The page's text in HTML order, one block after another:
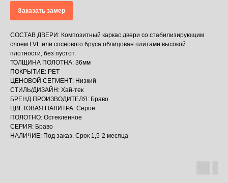
Заказать замер
СОСТАВ ДВЕРИ: Композитный каркас двери со стабилизирующим
слоем LVL или соснового бруса облицован плитами высокой
плотности, без пустот.
ТОЛЩИНА ПОЛОТНА: 36мм
ПОКРЫТИЕ: PET
ЦЕНОВОЙ СЕГМЕНТ: Низкий
СТИЛЬ/ДИЗАЙН: Хай-тек
БРЕНД ПРОИЗВОДИТЕЛЯ: Браво
ЦВЕТОВАЯ ПАЛИТРА: Серое
ПОЛОТНО: Остекленное
СЕРИЯ: Браво
НАЛИЧИЕ: Под заказ. Срок 1,5-2 месяца